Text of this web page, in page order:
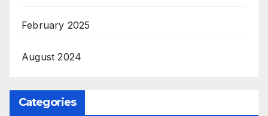
February 2025
August 2024
Categories